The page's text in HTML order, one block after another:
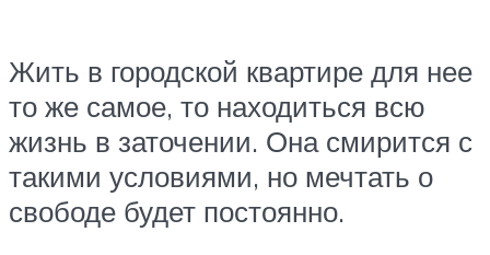
Жить в городской квартире для нее
то же самое, то находиться всю
жизнь в заточении. Она смирится с
такими условиями, но мечтать о
свободе будет постоянно.